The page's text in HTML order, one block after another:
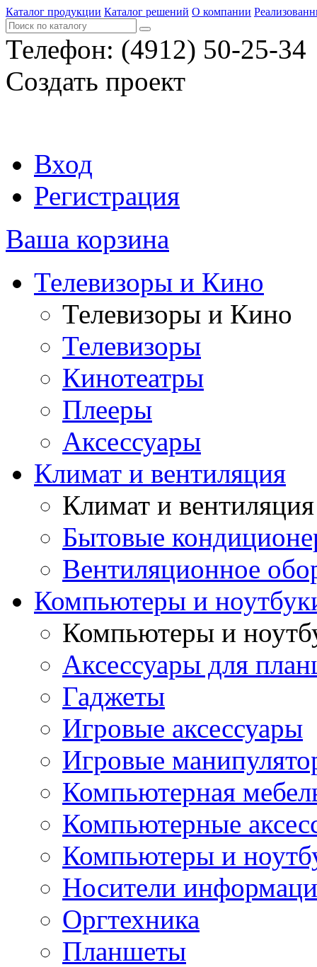
Каталог продукции Каталог решений О компании
Телефон: (4912) 50-25-34
Создать проект
Вход
Регистрация
Ваша корзина
Телевизоры и Кино
Телевизоры и Кино
Телевизоры
Кинотеатры
Плееры
Аксессуары
Климат и вентиляция
Климат и вентиляция
Бытовые
Вентиляционное
Компьютеры и
Компьютеры и
Аксессуары для
Гаджеты
Игровые аксессуары
Игровые
Компьютерная
Компьютерные
Компьютеры и
Носители
Оргтехника
Планшеты